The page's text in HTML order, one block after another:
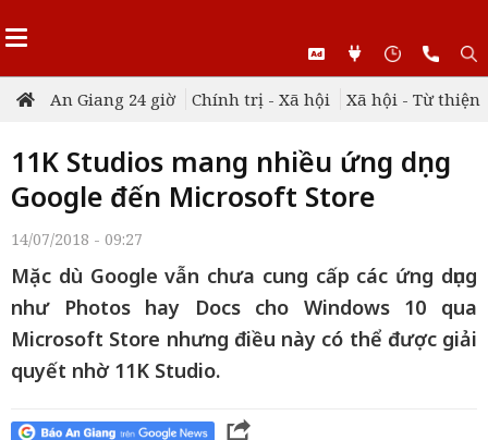
An Giang 24 giờ Chính trị - Xã hội Xã hội - Từ thiện
11K Studios mang nhiều ứng dụng
Google đến Microsoft Store
14/07/2018 - 09:27
Mặc dù Google vẫn chưa cung cấp các ứng dụng
như Photos hay Docs cho Windows 10 qua
Microsoft Store nhưng điều này có thể được giải
quyết nhờ 11K Studio.